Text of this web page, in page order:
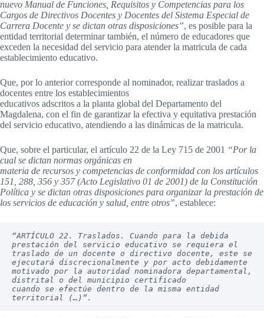
nuevo Manual de Funciones, Requisitos y Competencias para los
Cargos de Directivos Docentes y Docentes del Sistema Especial de
Carrera Docente y se dictan otras disposiciones”, es posible para la
entidad territorial determinar también, el número de educadores que
exceden la necesidad del servicio para atender la matricula de cada
establecimiento educativo.
Que, por lo anterior corresponde al nominador, realizar traslados a
docentes entre los establecimientos
educativos adscritos a la planta global del Departamento del
Magdalena, con el fin de garantizar la efectiva y equitativa prestación
del servicio educativo, atendiendo a las dinámicas de la matricula.
Que, sobre el particular, el artículo 22 de la Ley 715 de 2001 “Por la
cual se dictan normas orgánicas en
materia de recursos y competencias de conformidad con los artículos
151, 288, 356 y 357 (Acto Legislativo 01 de 2001) de la Constitución
Política y se dictan otras disposiciones para organizar la prestación de
los servicios de educación y salud, entre otros”, establece:
“ARTÍCULO 22. Traslados. Cuando para la debida
prestación del servicio educativo se requiera el
traslado de un docente o directivo docente, este se
ejecutará discrecionalmente y por acto debidamente
motivado por la autoridad nominadora departamental,
distrital o del municipio certificado
cuando se efectúe dentro de la misma entidad
territorial (…)”.